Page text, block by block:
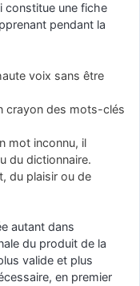
constitue une fiche
pendant la
voix sans être
crayon des mots-clés
mot inconnu, il
du dictionnaire.
du plaisir ou de
autant dans
du produit de la
valide et plus
en premier